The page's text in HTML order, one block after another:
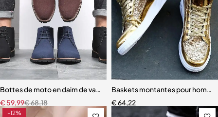
Bottes de moto en daim de vache pour hommes
€68,18
€ 59,99
Baskets montantes pour
€64,22
-12%